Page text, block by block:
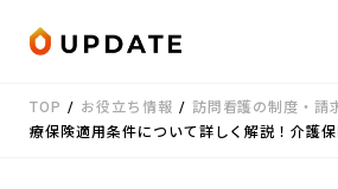
会社概要
TOP / お役立ち情報 / 訪問看護の制度・請
療保険適用条件について詳しく解説！介護